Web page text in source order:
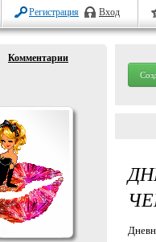
Регистрация Вход
Комментарии